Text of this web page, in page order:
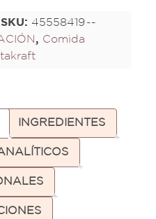
SKU: 45558419
, Comida
INGREDIENTES